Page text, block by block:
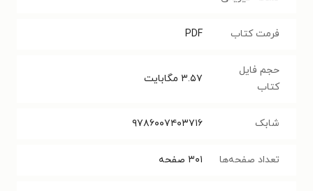
فرمت کتاب PDF
حجم فایل
کتاب
۳.۵۷ مگابایت
شابک ۹۷۸۶۰۰۷۴۰۳۷۱۶
تعداد صفحه‌ها ۳۰۱ صفحه